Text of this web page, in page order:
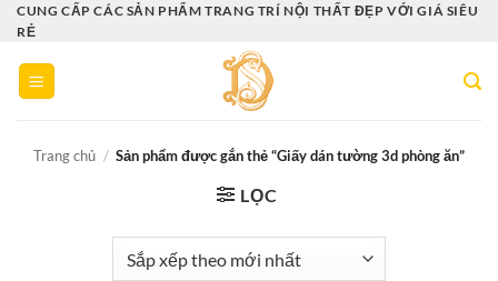
Bỏ
qua
nội
dung
CUNG CẤP CÁC SẢN PHẨM TRANG TRÍ NỘI THẤT ĐẸP VỚI GIÁ SIÊU
RẺ
Trang chủ / Sản phẩm được gắn thẻ “Giấy dán tường 3d phòng ăn”
LỌC